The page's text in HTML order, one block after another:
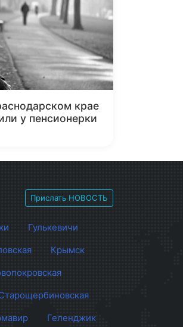
крае
у пенсионерки
Прислать НОВОСТЬ
Гулькевичи
Крымск
Геленджик